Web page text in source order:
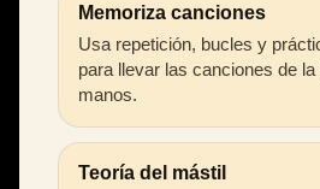
Memoriza canciones
Usa repetición, bucles y
para llevar las canciones de la
manos.
Teoría del mástil